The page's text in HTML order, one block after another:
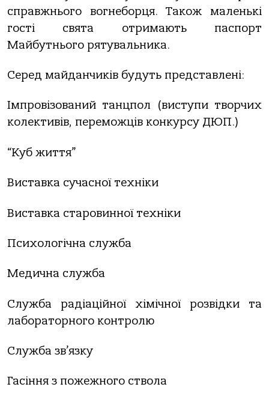
справжнього вогнеборця. Також маленькі
гості свята отримають паспорт
Майбутнього рятувальника.
Серед майданчиків будуть представлені:
Імпровізований танцпол (виступи творчих
колективів, переможців конкурсу ДЮП.)
“Куб життя”
Виставка сучасної техніки
Виставка старовинної техніки
Психологічна служба
Медична служба
Служба радіаційної хімічної розвідки та
лабораторного контролю
Служба зв’язку
Гасіння з пожежного ствола